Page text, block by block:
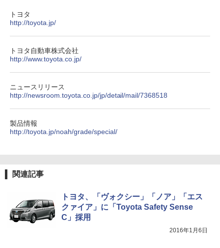
トヨタ
http://toyota.jp/
トヨタ自動車株式会社
http://www.toyota.co.jp/
ニュースリリース
http://newsroom.toyota.co.jp/jp/detail/mail/7368518
製品情報
http://toyota.jp/noah/grade/special/
関連記事
トヨタ、「ヴォクシー」「ノア」「エス
クァイア」に「Toyota Safety Sense
C」採用
2016年1月6日